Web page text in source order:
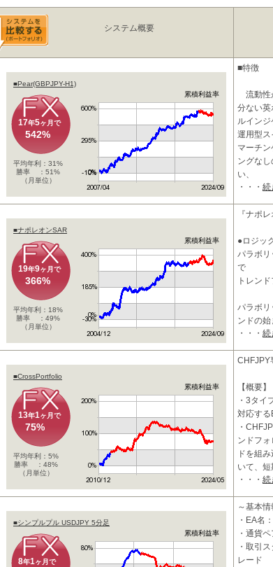
システム概要
■Pear(GBPJPY-H1)
累積利益率
17年5ヶ月で
542%
平均年利：31%
勝率 ：51%
（月単位）
■特徴
流動性
分ない英
ルイン
運用型ス
マーチ
ングな
い、
・・・ 続
■ナポレオンSAR
累積利益率
19年9ヶ月で
366%
平均年利：18%
勝率 ：49%
（月単位）
『ナポ
●ロジッ
パラボリ
で
トレン
パラボリ
ンドの
根こそ
・・・ 続
■CrossPortfolio
累積利益率
13年1ヶ月で
75%
平均年利：5%
勝率 ：48%
（月単位）
CHFJPY
【概要】
・3タイ
対応する
・
ンドフ
ドを組
いて、短
・最大
・・・ 続
■シンプルプル USDJPY 5分足
累積利益率
8年1ヶ月で
～基本情
・EA名
・通貨
・取引
レード